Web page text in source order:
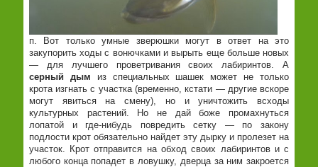
п. Вот только умные зверюшки могут в ответ на это
закупорить ходы с вонючками и вырыть еще больше новых
— для лучшего проветривания своих лабиринтов. А
серный дым из специальных шашек может не только
крота изгнать с участка (временно, кстати — другие вскоре
могут явиться на смену), но и уничтожить всходы
культурных растений. Но не дай боже промахнуться
лопатой и где-нибудь повредить сетку — по закону
подлости крот обязательно найдет эту дырку и пролезет на
участок. Крот отправится на обход своих лабиринтов и с
любого конца попадет в ловушку, дверца за ним закроется